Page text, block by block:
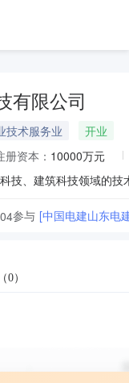
有限公司
技术服务业
开业
册资本： 10000万元
参与 [中国电建山东电
（0）